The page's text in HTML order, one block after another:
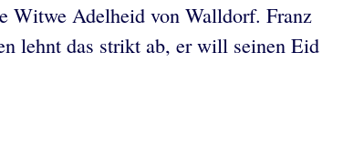
Witwe Adelheid von Walldorf. Franz
lehnt das strikt ab, er will seinen Eid